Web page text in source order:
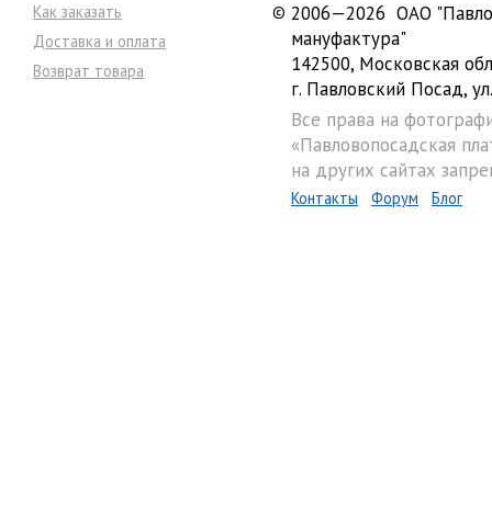
Как заказать
Доставка и оплата
Возврат товара
© 2006—2026 ОАО
мануфактура"
142500, Московская
г. Павловский Посад,
Все права на
«Павловопосадская
на других сайтах
Контакты Форум Блог